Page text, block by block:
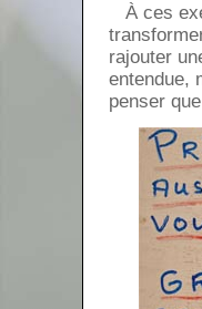
À ces
rajouter
entendue,
penser